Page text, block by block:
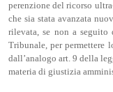
perenzione del ricorso
che sia stata avanzata
rilevata, se non a
Tribunale, per permettere
dall’analogo art. 9 della
materia di giustizia